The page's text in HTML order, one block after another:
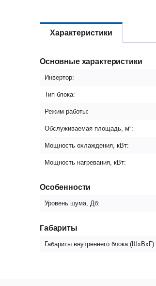
Характеристики
Основные характеристики
Инвертор:
Тип блока:
Режим работы:
Обслуживаемая площадь, м²:
Мощность охлаждения, кВт:
Мощность нагревания, кВт:
Особенности
Уровень шума, Дб:
Габариты
Габариты внутреннего блока (ШxВxГ):